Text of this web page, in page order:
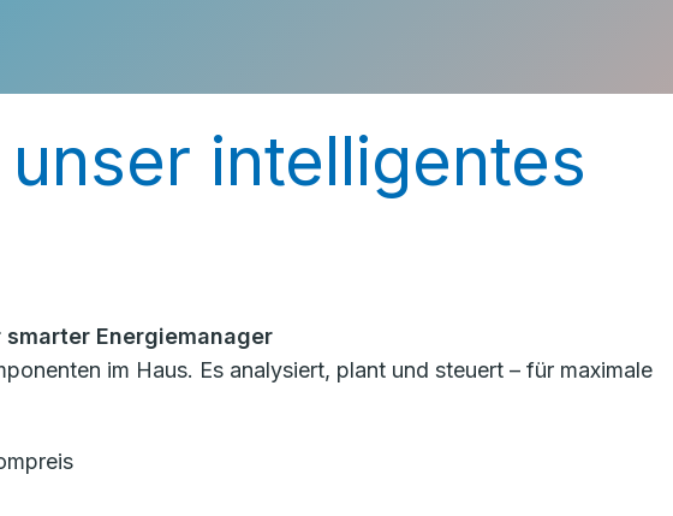
intelligentes
smarter Energiemanager
im Haus. Es analysiert, plant und steuert – für maximale